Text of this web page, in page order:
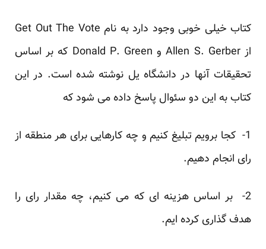
کتاب خیلی خوبی وجود دارد به نام Get Out The Vote
از Allen S. Gerber و Donald P. Green که بر اساس
تحقیقات آنها در دانشگاه یل نوشته شده است. در این
کتاب به این دو سئوال پاسخ داده می شود که
1- کجا برویم تبلیغ کنیم و چه کارهایی برای هر منطقه از
رای انجام دهیم.
2- بر اساس هزینه ای که می کنیم، چه مقدار رای را
هدف گذاری کرده ایم.